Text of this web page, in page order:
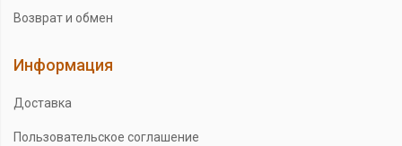
Возврат и обмен
Информация
Доставка
Пользовательское соглашение